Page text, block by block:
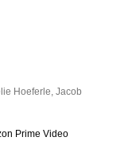
Hoeferle,Jacob
Prime Video